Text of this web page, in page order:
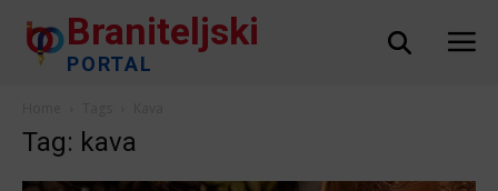
Braniteljski
PORTAL
Tag: kava